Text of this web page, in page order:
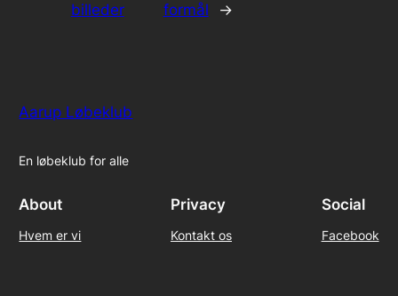
billeder
formål
→
Aarup Løbeklub
En løbeklub for alle
About
Hvem er vi
Privacy
Kontakt os
Social
Facebook